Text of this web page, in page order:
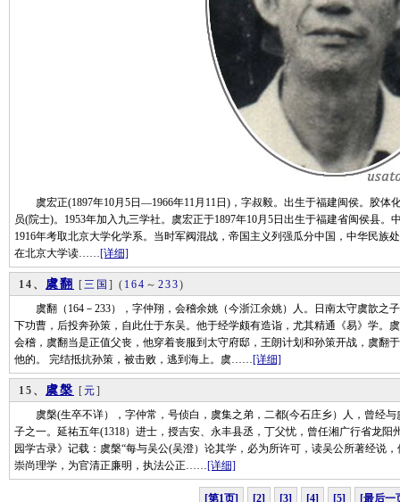
虞宏正(1897年10月5日—1966年11月11日)，字叔毅。出生于福建闽侯。胶体
员(院士)。1953年加入九三学社。虞宏正于1897年10月5日出生于福建省闽侯县
1916年考取北京大学化学系。当时军阀混战，帝国主义列强瓜分中国，中华民族
在北京大学读……[详细]
14、 虞翻 [三国 ] ( 164 ～ 233)
虞翻（164－233），字仲翔，会稽余姚（今浙江余姚）人。日南太守虞歆之
下功曹，后投奔孙策，自此仕于东吴。他于经学颇有造诣，尤其精通《易》学。
会稽，虞翻当是正值父丧，他穿着丧服到太守府邸，王朗计划和孙策开战，虞翻
他的。 完结抵抗孙策，被击败，逃到海上。虞……[详细]
15、 虞槃 [元]
虞槃(生卒不详），字仲常，号侦白，虞集之弟，二都(今石庄乡）人，曾经与
子之一。延祐五年(1318）进士，授吉安、永丰县丞，丁父忧，曾任湘广行省龙
园学古录》记载：虞槃“每与吴公(吴澄）论其学，必为所许可，读吴公所著经说
崇尚理学，为官清正廉明，执法公正……[详细]
[第1页] [2] [3] [4] [5] [最后一